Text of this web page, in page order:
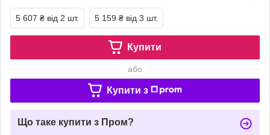
5 607 ₴ від 2 шт. 5 159 ₴ від 3 шт.
Купити
або
Купити з
Що таке купити з Пром?